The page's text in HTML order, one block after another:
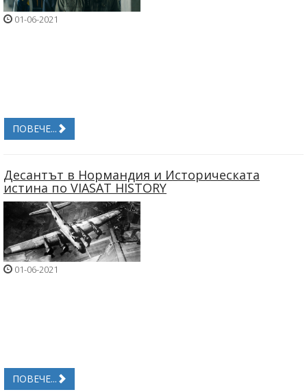
01-06-2021
ПОВЕЧЕ...
Десантът в Нормандия и Историческата
истина по VIASAT HISTORY
01-06-2021
ПОВЕЧЕ...